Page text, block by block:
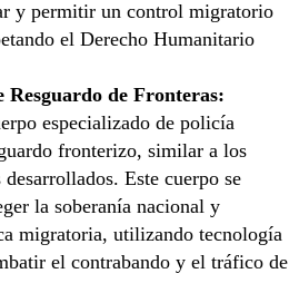
y permitir un control migratorio
el Derecho Humanitario
de Fronteras:
especializado de policía
fronterizo, similar a los
Este cuerpo se
la soberanía nacional y
migratoria, utilizando tecnología
el contrabando y el tráfico de